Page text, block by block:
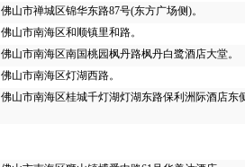
佛山市禅城区锦华东路87号(东方广场侧)。
佛山市南海区和顺镇里和路。
佛山市南海区南国桃园枫丹路枫丹白鹭酒店大堂。
佛山市南海区灯湖西路。
佛山市南海区桂城千灯湖灯湖东路保利洲际酒店东